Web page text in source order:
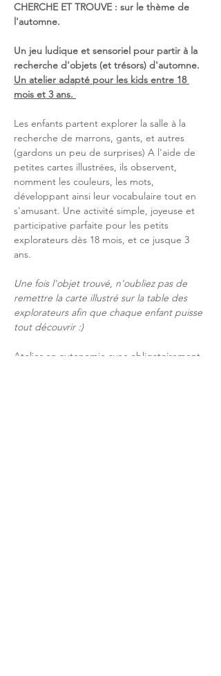
CHERCHE ET TROUVE : sur le thème de
l'automne.
Un jeu ludique et sensoriel pour partir à la
recherche d'objets (et trésors) d'automne.
Un atelier adapté pour les kids entre 18
mois et 3 ans.
Les enfants partent explorer la salle à la
recherche de marrons, gants, et autres
(gardons un peu de surprises) A l'aide de
petites cartes illustrées, ils observent,
nomment les couleurs, les mots,
développant ainsi leur vocabulaire tout en
s'amusant. Une activité simple, joyeuse et
participative parfaite pour les petits
explorateurs dès 18 mois, et ce jusque 3
ans.
Une fois l'objet trouvé, n'oubliez pas de
remettre la carte illustré sur la table des
explorateurs afin que chaque enfant puisse
tout découvrir :)
Atelier en autonomie avec obligatoirement